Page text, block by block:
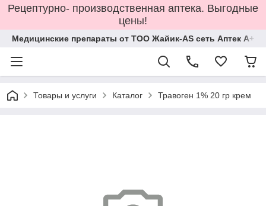
Рецептурно- производственная аптека. Выгодные
цены!
Медицинские препараты от ТОО Жайик-AS сеть Аптек А+
Товары и услуги Каталог Травоген 1% 20 гр крем